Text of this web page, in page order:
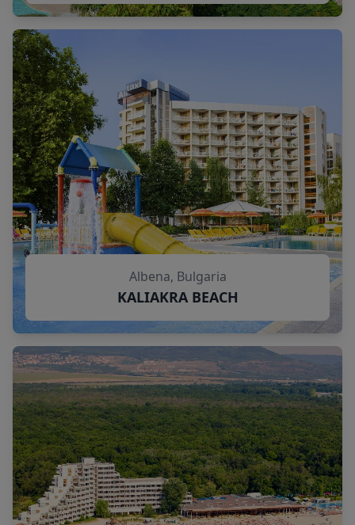
Albena, Bulgaria
KALIAKRA BEACH